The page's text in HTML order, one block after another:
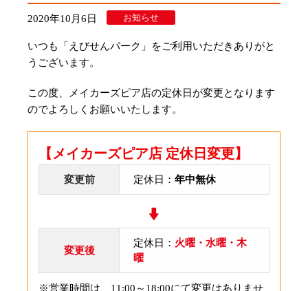
2020年10月6日 お知らせ
いつも「えびせんパーク」をご利用いただきありがと
うございます。
この度、メイカーズピア店の定休日が変更となります
のでよろしくお願いいたします。
【メイカーズピア店 定休日変更】
変更前 定休日： 年中無休
変更後
定休日： 火曜・水曜・木
曜
※営業時間は、11:00～18:00にて変更はありませ